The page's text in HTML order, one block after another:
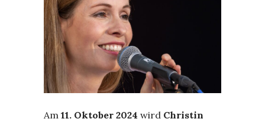
Am 11. Oktober 2024 wird Christin